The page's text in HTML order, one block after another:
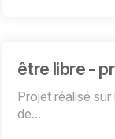
être libre -
Projet réalisé
de...